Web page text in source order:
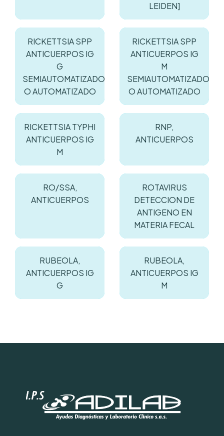
LEIDEN]
RICKETTSIA SPP
ANTICUERPOS IG
G
SEMIAUTOMATIZADO
O AUTOMATIZADO
RICKETTSIA SPP
ANTICUERPOS IG
M
SEMIAUTOMATIZADO
O AUTOMATIZADO
RICKETTSIA TYPHI
ANTICUERPOS IG
M
RNP,
ANTICUERPOS
RO/SSA,
ANTICUERPOS
ROTAVIRUS
DETECCION DE
ANTIGENO EN
MATERIA FECAL
RUBEOLA,
ANTICUERPOS IG
G
RUBEOLA,
ANTICUERPOS IG
M